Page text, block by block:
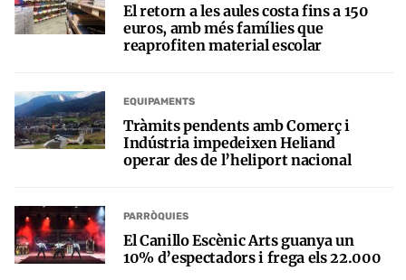
El retorn a les aules costa fins a 150
euros, amb més famílies que
reaprofiten material escolar
EQUIPAMENTS
Tràmits pendents amb Comerç i
Indústria impedeixen Heliand
operar des de l’heliport nacional
PARRÒQUIES
El Canillo Escènic Arts guanya un
10% d’espectadors i frega els 22.000